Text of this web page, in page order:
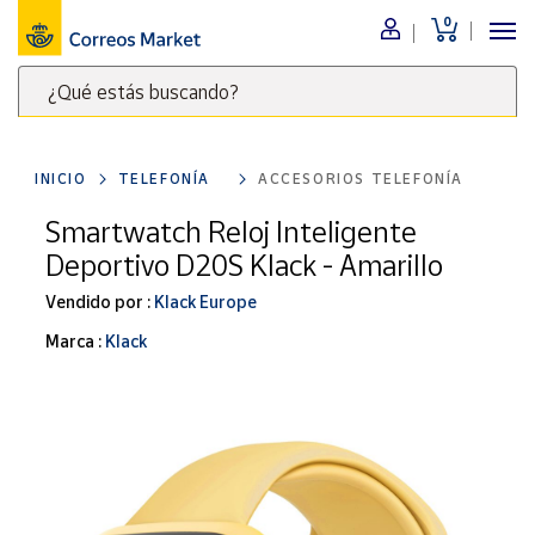
0
¿Qué estás buscando?
clave
para
buscar
productos
Correos
Menú
Nuestro
catálogo
Alimentación
Bebidas
Ocio y cultura
Juguetes y
INICIO TELEFONÍA ACCESORIOS TELEFONÍA
Smartwatch Reloj Inteligente
Deportivo D20S Klack - Amarillo
Vendido por : Klack Europe
Marca : Klack